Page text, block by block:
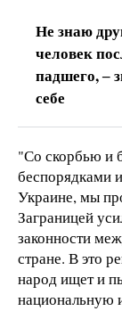
Не знаю
человек
падшего, ‒
себе
"Со скорбью и
беспорядками
Украине, мы
Заграницей
законности
стране. В это
народ ищет и
национальную